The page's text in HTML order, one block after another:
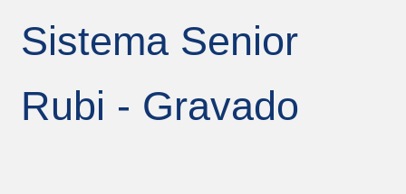
Sistema Senior
Rubi - Gravado